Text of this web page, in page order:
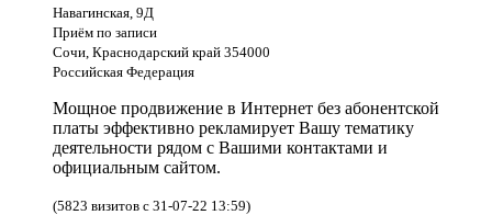
Навагинская, 9Д
Приём по записи
Сочи, Краснодарский край 354000
Российская Федерация
Мощное продвижение в Интернет без абонентской
платы эффективно рекламирует Вашу тематику
деятельности рядом с Вашими контактами и
официальным сайтом.
(5823 визитов с 31-07-22 13:59)